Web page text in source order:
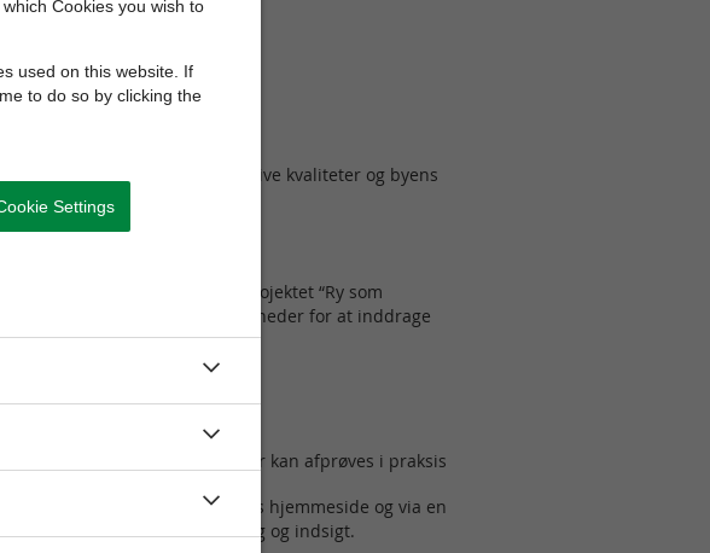
særlige identitet, de rekreative kvaliteter og byens
fra EU’s Regionalfond til projektet “Ry som
at der bliver gode muligheder for at inddrage
undervejs.
i byen, hvor nye idéer kan afprøves i praksis
om arbejdet på kommunens hjemmeside og via en
kan følge planens udvikling og indsigt.
Cookies you wish to
used on this website. If
to do so by clicking the
Settings